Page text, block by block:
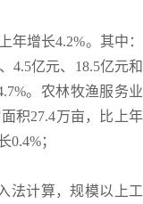
年增长4.2%。其中：
4.5亿元、18.5亿元和
。农林牧渔服务业
积27.4万亩，比上年
0.4%；
法计算，规模以上工